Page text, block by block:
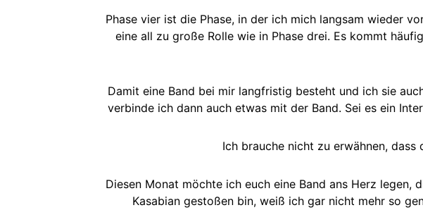
Phase vier ist die Phase, in der ich mich langsam wieder
eine all zu große Rolle wie in Phase drei. Es kommt
Damit eine Band bei mir langfristig besteht und ich sie
verbinde ich dann auch etwas mit der Band. Sei es ein
Ich brauche nicht zu erwähnen,
Diesen Monat möchte ich euch eine Band ans Herz
Kasabian gestoßen bin, weiß ich gar nicht mehr so